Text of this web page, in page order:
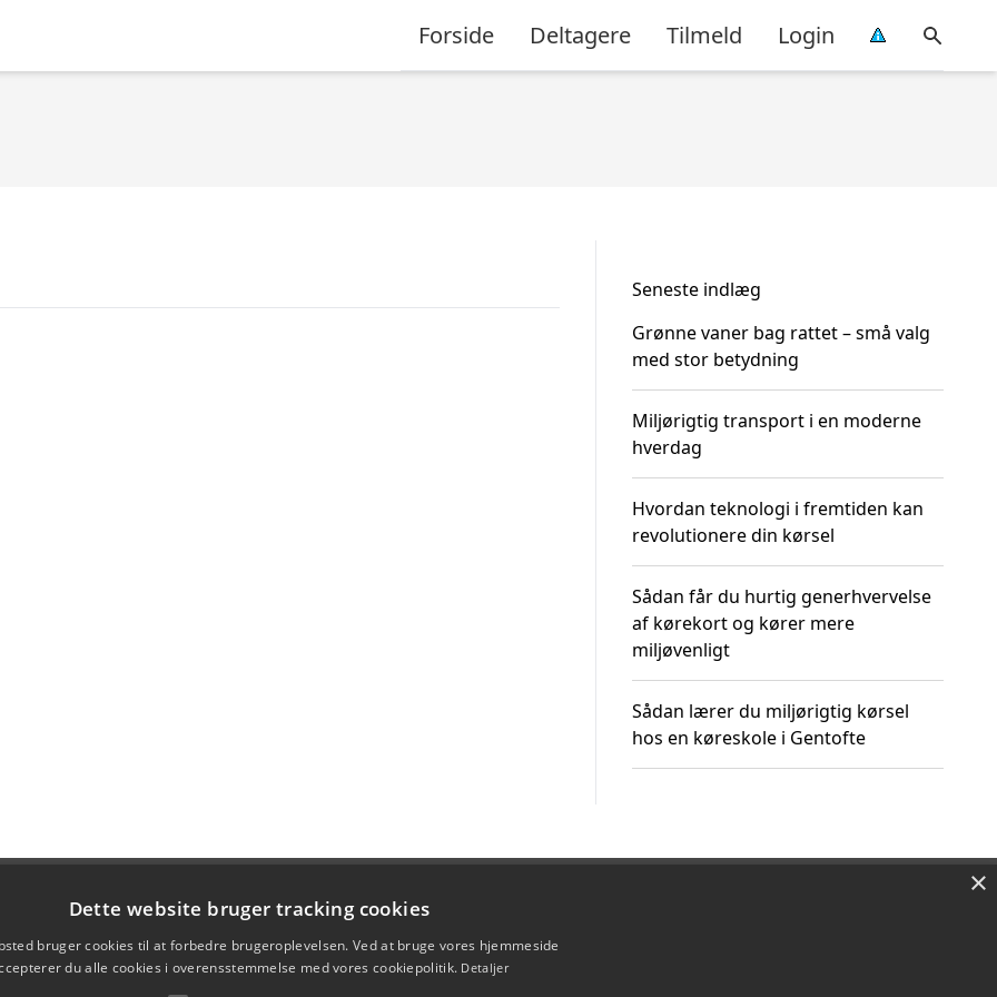
Forside Deltagere Tilmeld Login
Seneste indlæg
Grønne vaner bag rattet – små valg
med stor betydning
Miljørigtig transport i en moderne
hverdag
Hvordan teknologi i fremtiden kan
revolutionere din kørsel
Sådan får du hurtig generhvervelse
af kørekort og kører mere
miljøvenligt
Sådan lærer du miljørigtig kørsel
hos en køreskole i Gentofte
×
Dette website bruger tracking cookies
bruger cookies til at forbedre brugeroplevelsen. Ved at bruge vores hjemmeside
du alle cookies i overensstemmelse med vores cookiepolitik. Detaljer